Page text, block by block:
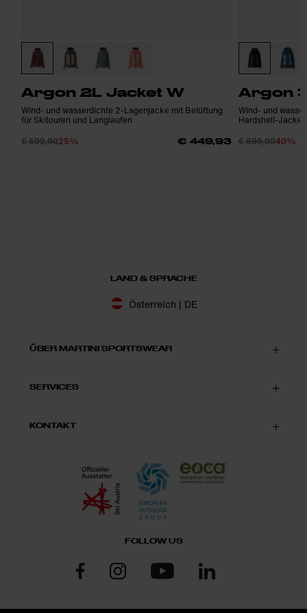
Argon 2L Jacket W
Wind- und wasserdichte 2-Lagenjacke mit Belüftung
für Skitouren und Langlaufen
€ 599,9025% € 449,93
Argon
Wind- und
Hardshell-Jacke
€ 599,9040%
LAND & SPRACHE
Österreich | DE
ÜBER MARTINI SPORTSWEAR
SERVICES
KONTAKT
FOLLOW US